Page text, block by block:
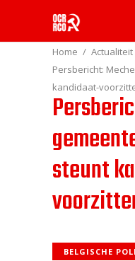
Home Actualiteit
Persbericht:
kandidaat-
steunt
BELGISCHE